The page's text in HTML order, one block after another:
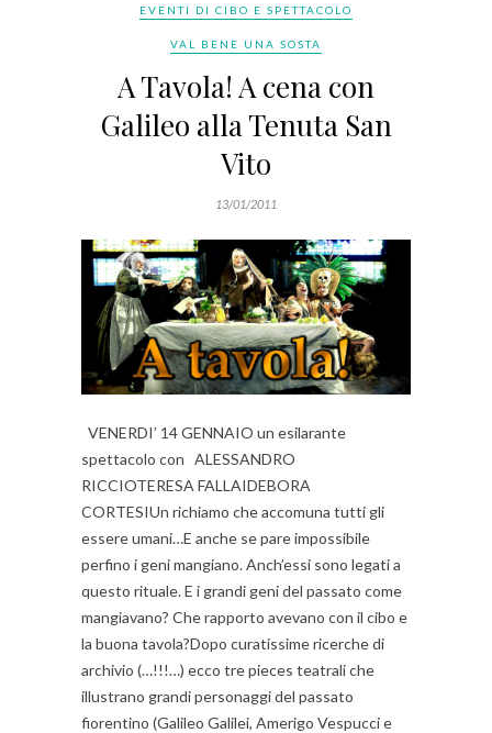
EVENTI DI CIBO E SPETTACOLO
VAL BENE UNA SOSTA
A Tavola! A cena con
Galileo alla Tenuta San
Vito
13/01/2011
VENERDI’ 14 GENNAIO un esilarante
spettacolo con ALESSANDRO
RICCIOTERESA FALLAIDEBORA
CORTESIUn richiamo che accomuna tutti gli
essere umani…E anche se pare impossibile
perfino i geni mangiano. Anch’essi sono legati a
questo rituale. E i grandi geni del passato come
mangiavano? Che rapporto avevano con il cibo e
la buona tavola?Dopo curatissime ricerche di
archivio (…!!!…) ecco tre pieces teatrali che
illustrano grandi personaggi del passato
fiorentino (Galileo Galilei, Amerigo Vespucci e